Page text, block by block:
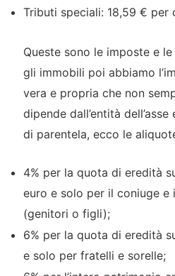
Tributi speciali: 18,59 € per
Queste sono le imposte e
gli immobili poi abbiamo
vera e propria che non
dipende dall’entità
di parentela, ecco le
4% per la quota di eredità
euro e solo per il coniuge e
(genitori o figli);
6% per la quota di eredità
e solo per fratelli e sorelle;